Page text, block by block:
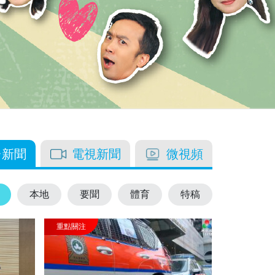
聞 電視新聞 微視頻
本地 要聞 體育 特稿